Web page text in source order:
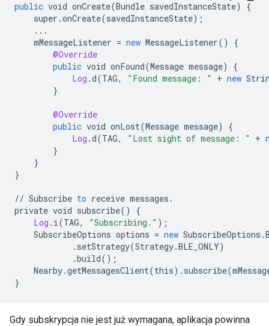
public void onCreate(Bundle savedInstanceState)
{
super .onCreate(savedInstanceState);
...
mMessageListener = new MessageListener()
{
@Override
public void onFound(Message message)
{
Log .d(TAG, "Found message: " + new
}
@Override
public void onLost(Message message)
{
Log .d(TAG, "Lost sight of message: " +
}
}
}
// Subscribe to receive messages .
private void subscribe()
{
Log . i(TAG, "Subscribing." );
SubscribeOptions options = new SubscribeOptions .
. setStrategy(Strategy.BLE_ONLY)
.build();
Nearby.getMessagesClient(this). subscribe(
}
Gdy subskrypcja nie jest już wymagana, aplikacja powinna